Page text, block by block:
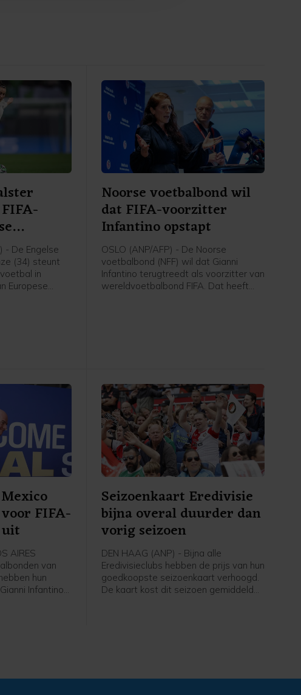
- De Engelse
(34) steunt
in
Europese
betekent dat
moeten
gebeuren",
van een
in Nieuw-
Noorse voetbalbond wil
dat FIFA-voorzitter
Infantino opstapt
OSLO (ANP/AFP) - De Noorse
voetbalbond (NFF) wil dat Gianni
Infantino terugtreedt als voorzitter van
wereldvoetbalbond FIFA. Dat heeft
FIFA-
AIRES
van
hun
Infantino
Seizoenkaart Eredivisie
bijna overal duurder dan
vorig seizoen
DEN HAAG (ANP) - Bijna alle
Eredivisieclubs hebben de prijs van hun
goedkoopste seizoenkaart verhoogd.
De kaart kost dit seizoen gemiddeld